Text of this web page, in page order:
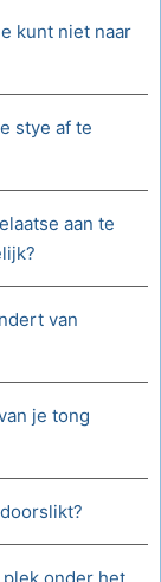
kunt niet naar
stye af te
aan te
van
je tong